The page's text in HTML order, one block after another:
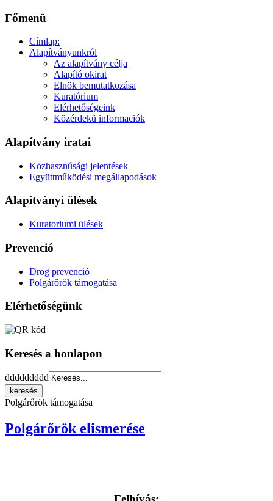
Főmenü
Címlap:
Alapítványunkról
Az alapítvány célja
Alapító okirat
Elnök bemutatkozása
Kuratórium
Elérhetőségeink
Közérdekü informaciók
Alapítvány iratai
Közhasznúsági jelentések
Együttműködési megállapodások
Alapítványi ülések
Kuratoriumi ülések
Prevenció
Drog prevenció
Polgárőrök támogatása
Elérhetőségünk
Keresés a honlapon
ddddddddd
Polgárőrök támogatása
Polgárőrök elismerése